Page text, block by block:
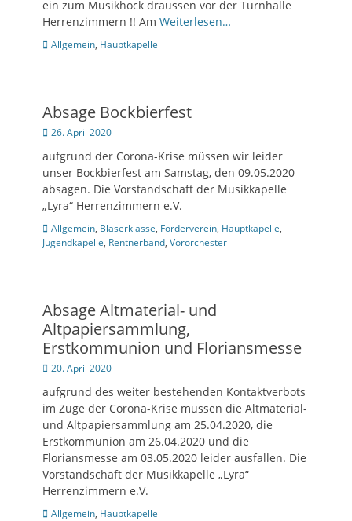
ein zum Musikhock draussen vor der Turnhalle
Herrenzimmern !! Am Weiterlesen…
Kategorien
Allgemein, Hauptkapelle
Absage Bockbierfest
Posted
26. April 2020
aufgrund der Corona-Krise müssen wir leider
unser Bockbierfest am Samstag, den 09.05.2020
absagen. Die Vorstandschaft der Musikkapelle
„Lyra“ Herrenzimmern e.V.
Kategorien
Allgemein, Bläserklasse, Förderverein, Hauptkapelle,
Jugendkapelle, Rentnerband, Vororchester
Absage Altmaterial- und
Altpapiersammlung,
Erstkommunion und Floriansmesse
Posted
20. April 2020
aufgrund des weiter bestehenden Kontaktverbots
im Zuge der Corona-Krise müssen die Altmaterial-
und Altpapiersammlung am 25.04.2020, die
Erstkommunion am 26.04.2020 und die
Floriansmesse am 03.05.2020 leider ausfallen. Die
Vorstandschaft der Musikkapelle „Lyra“
Herrenzimmern e.V.
Kategorien
Allgemein, Hauptkapelle